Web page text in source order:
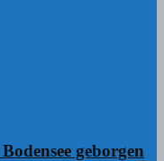
geborgen